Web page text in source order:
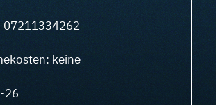
07211334262
keine
26